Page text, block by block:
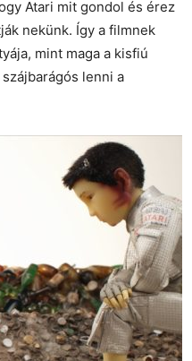
Atari mit gondol és érez
nekünk. Így a filmnek
mint maga a kisfiú
lenni a